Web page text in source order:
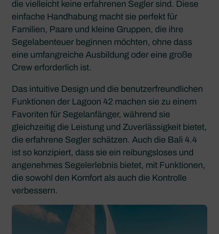
die vielleicht keine erfahrenen Segler sind. Diese
einfache Handhabung macht sie perfekt für
Familien, Paare und kleine Gruppen, die ihre
Segelabenteuer beginnen möchten, ohne dass
eine umfangreiche Ausbildung oder eine große
Crew erforderlich ist.
Das intuitive Design und die benutzerfreundlichen
Funktionen der Lagoon 42 machen sie zu einem
Favoriten für Segelanfänger, während sie
gleichzeitig die Leistung und Zuverlässigkeit bietet,
die erfahrene Segler schätzen. Auch die Bali 4.4
ist so konzipiert, dass sie ein reibungsloses und
angenehmes Segelerlebnis bietet, mit Funktionen,
die sowohl den Komfort als auch die Kontrolle
verbessern.